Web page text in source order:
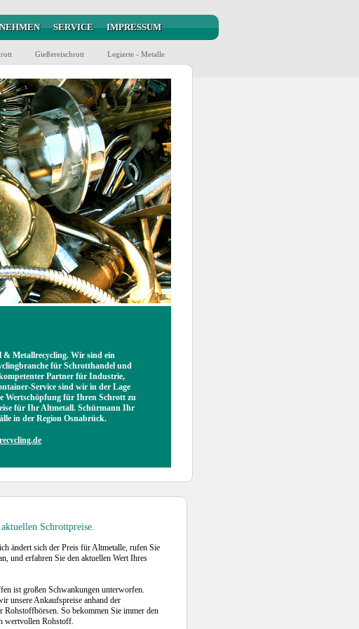
SERVICE IMPRESSUM
Gießereischrott Legierte - Metalle
Metallrecycling. Wir sind ein
für Schrotthandel und
Partner für Industrie,
Service sind wir in der Lage
Wertschöpfung für Ihren Schrott zu
für Ihr Altmetall. Schürmann Ihr
in der Region Osnabrück.
Schrottpreise.
ändert sich der Preis für Altmetalle, rufen Sie
und erfahren Sie den aktuellen Wert Ihres
ist großen Schwankungen unterworfen.
unsere Ankaufspreise anhand der
Rohstoffbörsen. So bekommen Sie immer den
wertvollen Rohstoff.